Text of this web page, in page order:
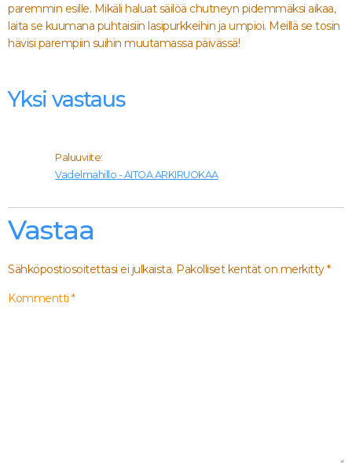
paremmin esille. Mikäli haluat säilöä chutneyn pidemmäksi aikaa,
laita se kuumana puhtaisiin lasipurkkeihin ja umpioi. Meillä se tosin
hävisi parempiin suihin muutamassa päivässä!
Yksi vastaus
Paluuviite:
Vadelmahillo - AITOA ARKIRUOKAA
Vastaa
Sähköpostiosoitettasi ei julkaista. Pakolliset kentät on merkitty*
Kommentti *